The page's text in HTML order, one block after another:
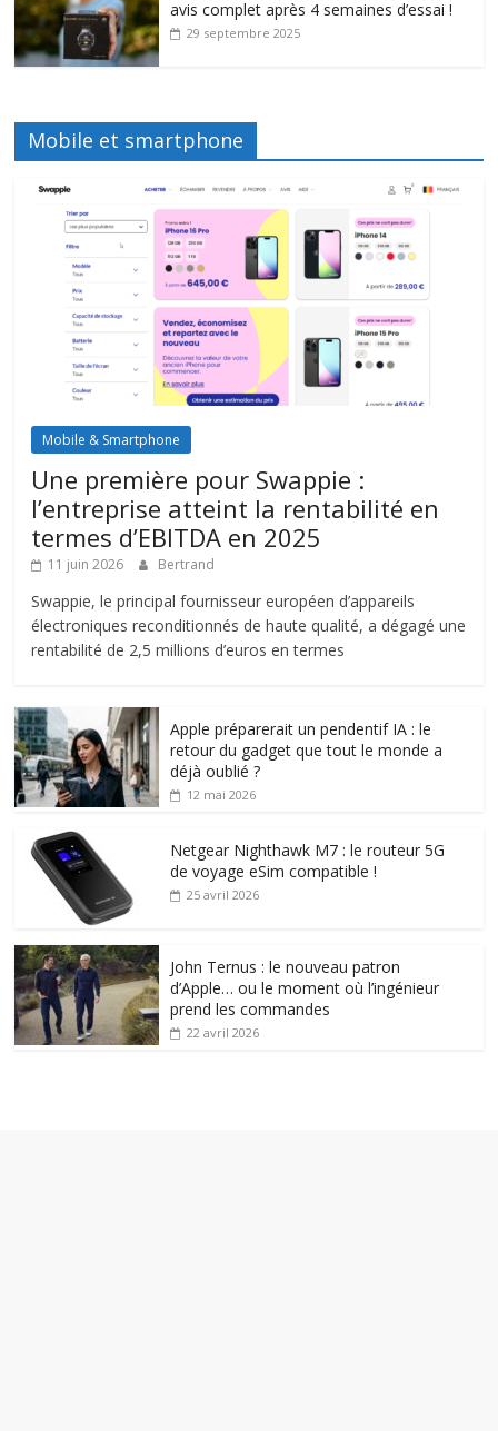
avis complet après 4 semaines d’essai !
29 septembre 2025
Mobile et smartphone
Mobile & Smartphone
Une première pour Swappie :
l’entreprise atteint la rentabilité en
termes d’EBITDA en 2025
11 juin 2026 Bertrand
Swappie, le principal fournisseur européen d’appareils
électroniques reconditionnés de haute qualité, a dégagé une
rentabilité de 2,5 millions d’euros en termes
Apple préparerait un pendentif IA : le
retour du gadget que tout le monde a
déjà oublié ?
12 mai 2026
Netgear Nighthawk M7 : le routeur 5G
de voyage eSim compatible !
25 avril 2026
John Ternus : le nouveau patron
d’Apple… ou le moment où l’ingénieur
prend les commandes
22 avril 2026